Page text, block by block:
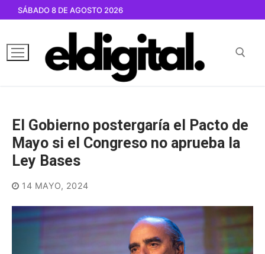
contenido
SÁBADO 8 DE AGOSTO 2026
El Gobierno postergaría el Pacto de
Mayo si el Congreso no aprueba la
Ley Bases
14 MAYO, 2024